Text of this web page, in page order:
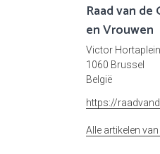
Raad van
en Vrouwen
Victor
1060 Brussel
België
https://
Alle artikelen